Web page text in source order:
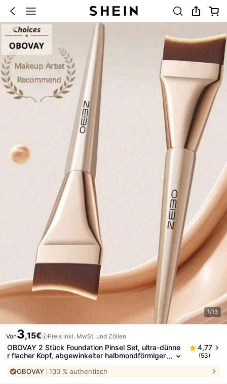
1/13
Von3,15€ Preis inkl. MwSt. und Zöllen
OBOVAY 2 Stück Foundation Pinsel Set, ultra-dünne
r flacher Kopf, abgewinkelter halbmondförmiger
er flacher Pinsel, Flüssigfoundation Pinsel, hochwert
4,77
(53)
OBOVAY 100 % authentisch